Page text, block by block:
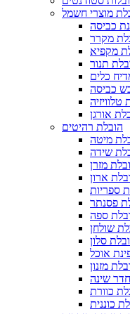
מוצרי חשמל
כביסה
מקרר
מקפיא
תנור
כלים
כביסה
טלוויזיה
אורגן
הובלת רהיטים
מיטה
שידה
מזרן
ארון
ספריות
פסנתר
ספה
שולחן
סלון
אוכל
מזנון
שינה
כוורת
כוננית